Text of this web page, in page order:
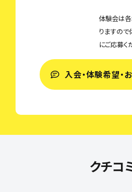
体験会は
りますの
にご応募く
入会・体験希望・
クチコ